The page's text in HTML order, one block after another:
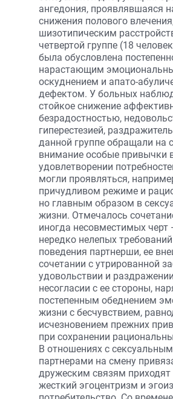
ангедония, проявлявшаяся
снижения полового
шизотипическим
четвертой группе (18
была обусловлена
нарастающим
оскуднением и апато-
дефектом. У больных
стойкое снижение
безрадостностью,
гиперестезией,
данной группе обращали на
внимание особые привычки
удовлетворении
могли проявляться,
причудливом режиме и
но главным образом в
жизни. Отмечалось
иногда несовместимых черт
нередко нелепых
поведения партнерши, ее
сочетании с утрированной
удовольствии и
несогласии с ее стороны,
постепенным обеднением
жизни с бесчувствием,
исчезновением прежних
при сохранении
В отношениях с
партнерами на смену
дружеским связям приходят
жесткий эгоцентризм и